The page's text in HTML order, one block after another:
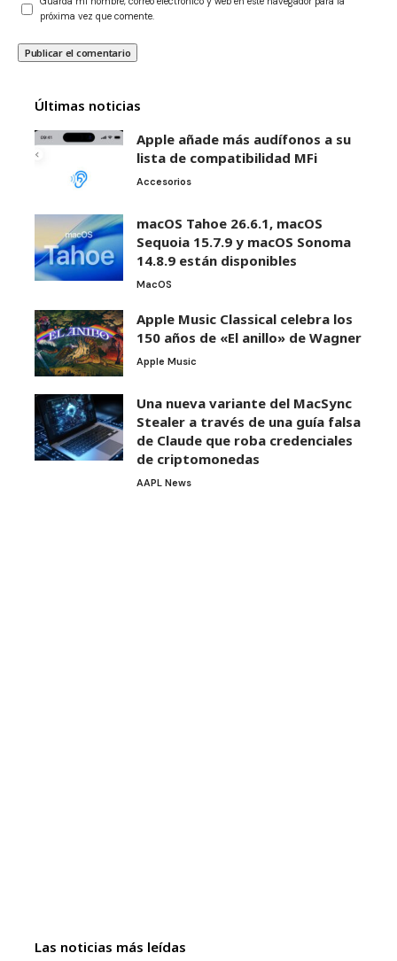
próxima vez que comente.
Últimas noticias
Apple añade más audífonos a su
lista de compatibilidad MFi
Accesorios
macOS Tahoe 26.6.1, macOS
Sequoia 15.7.9 y macOS Sonoma
14.8.9 están disponibles
MacOS
Apple Music Classical celebra los
150 años de «El anillo» de Wagner
Apple Music
Una nueva variante del MacSync
Stealer a través de una guía falsa
de Claude que roba credenciales
de criptomonedas
AAPL News
Las noticias más leídas